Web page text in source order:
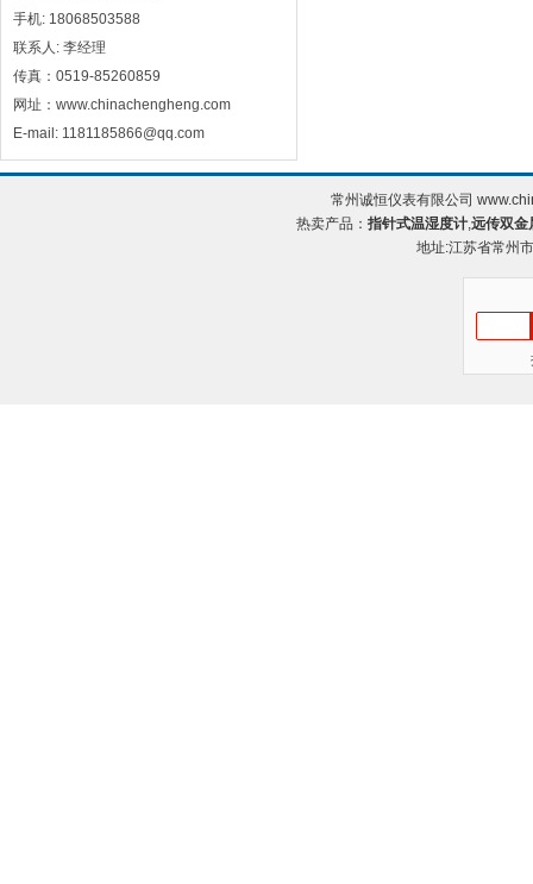
手机: 18068503588
联系人: 李经理
传真：0519-85260859
网址：www.chinachengheng.com
E-mail: 1181185866@qq.com
常州诚恒仪表有限公司
热卖产品：指针式温湿度计,远传双金
地址:江苏省常州